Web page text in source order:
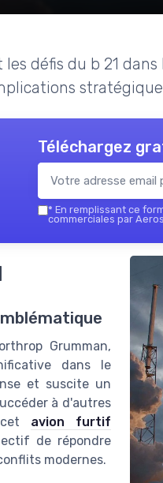
défis du b 21
Téléchargez
* En remplissant ce
commerciales par
Grumman,
dans le
et suscite un
à d'autres
cet avion furtif
de répondre
modernes.